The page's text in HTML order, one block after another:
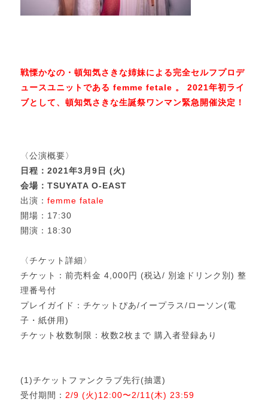
戦慄かなの・頓知気さきな姉妹による完全セルフプロデ
ュースユニットである femme fetale 。 2021年初ライ
ブとして、頓知気さきな生誕祭ワンマン緊急開催決定！
〈公演概要〉
日程：2021年3月9日 (火)
会場：TSUYATA O-EAST
出演：femme fatale
開場：17:30
開演：18:30
〈チケット詳細〉
チケット：前売料金 4,000円 (税込/ 別途ドリンク別) 整
理番号付
プレイガイド：チケットぴあ/イープラス/ローソン(電
子・紙併用)
チケット枚数制限：枚数2枚まで 購入者登録あり
(1)チケットファンクラブ先行(抽選)
受付期間： 2/9 (火)12:00〜2/11(木) 23:59